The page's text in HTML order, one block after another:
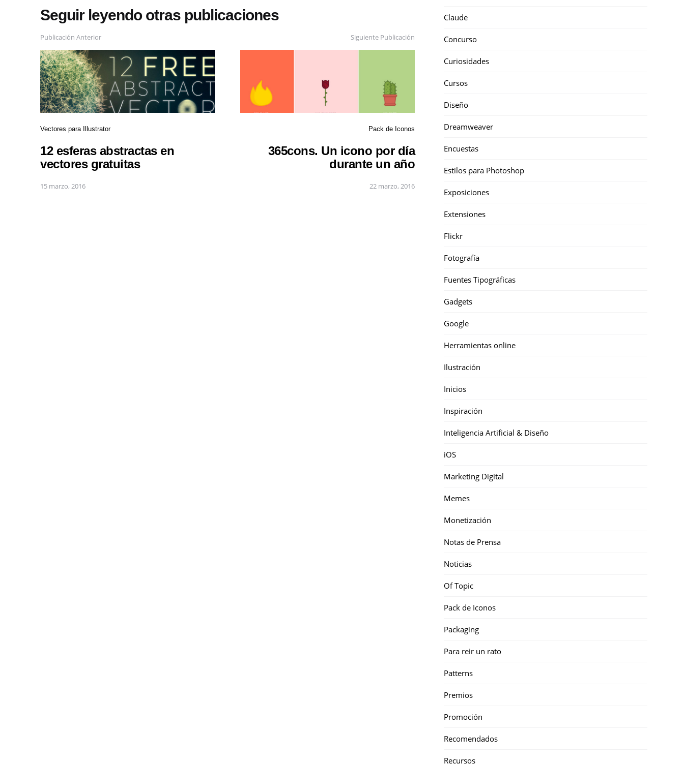
Seguir leyendo otras publicaciones
Publicación Anterior
Vectores para Illustrator
12 esferas abstractas en
vectores gratuitas
15 marzo, 2016
Siguiente Publicación
Pack de Iconos
365cons. Un icono por día
durante un año
22 marzo, 2016
Claude
Concurso
Curiosidades
Cursos
Diseño
Dreamweaver
Encuestas
Estilos para Photoshop
Exposiciones
Extensiones
Flickr
Fotografía
Fuentes Tipográficas
Gadgets
Google
Herramientas online
Ilustración
Inicios
Inspiración
Inteligencia Artificial & Diseño
iOS
Marketing Digital
Memes
Monetización
Notas de Prensa
Noticias
Of Topic
Pack de Iconos
Packaging
Para reir un rato
Patterns
Premios
Promoción
Recomendados
Recursos